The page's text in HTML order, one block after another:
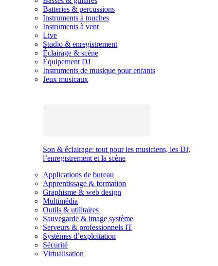
Batteries & percussions
Instruments à touches
Instruments à vent
Live
Studio & enregistrement
Éclairage & scène
Équipement DJ
Instruments de musique pour enfants
Jeux musicaux
Son & éclairage: tout pour les musiciens, les DJ,
l’enregistrement et la scène
Applications de bureau
Apprentissage & formation
Graphisme & web design
Multimédia
Outils & utilitaires
Sauvegarde & image système
Serveurs & professionnels IT
Systèmes d’exploitation
Sécurité
Virtualisation